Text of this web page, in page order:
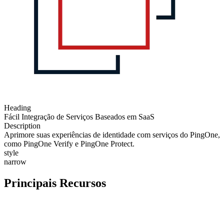
Heading
Fácil Integração de Serviços Baseados em SaaS
Description
Aprimore suas experiências de identidade com serviços do PingOne,
como PingOne Verify e PingOne Protect.
style
narrow
Principais Recursos